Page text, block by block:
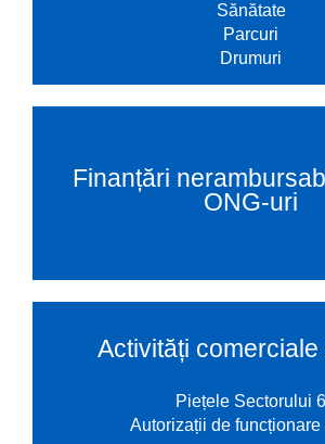
Sănătate
Parcuri
Drumuri
Finanțări
ONG-uri
Activități comerciale
Piețele Sectorului 6
Autorizații de funcționare